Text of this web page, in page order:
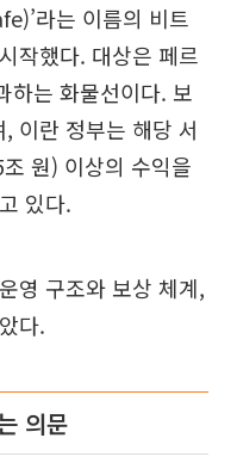
라는 이름의 비트
작했다. 대상은 페르
하는 화물선이다. 보
이란 정부는 해당 서
원) 이상의 수익을
있다.
영 구조와 보상 체계,
다.
의문